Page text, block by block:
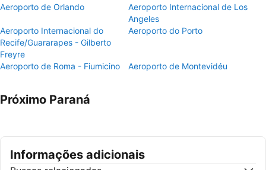
Aeroporto de Orlando
Aeroporto Internacional de Los
Angeles
Aeroporto Internacional do
Recife/Guararapes - Gilberto
Freyre
Aeroporto do Porto
Aeroporto de Roma - Fiumicino Aeroporto de Montevidéu
Próximo Paraná
Informações adicionais